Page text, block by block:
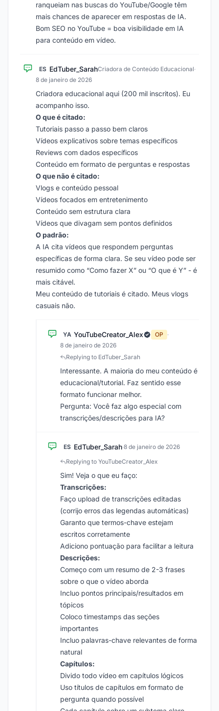
ranqueiam nas buscas do YouTube/Google têm
mais chances de aparecer em respostas de IA.
Bom SEO no YouTube = boa visibilidade em IA
para conteúdo em vídeo.
ES EdTuber_SarahCriadora de Conteúdo Educacional·
8 de janeiro de 2026
Criadora educacional aqui (200 mil inscritos). Eu
acompanho isso.
O que é citado:
Tutoriais passo a passo bem claros
Vídeos explicativos sobre temas específicos
Reviews com dados específicos
Conteúdo em formato de perguntas e respostas
O que não é citado:
Vlogs e conteúdo pessoal
Vídeos focados em entretenimento
Conteúdo sem estrutura clara
Vídeos que divagam sem pontos definidos
O padrão:
A IA cita vídeos que respondem perguntas
específicas de forma clara. Se seu vídeo pode ser
resumido como “Como fazer X” ou “O que é Y” - é
mais citável.
Meu conteúdo de tutoriais é citado. Meus vlogs
casuais não.
YA YouTubeCreator_Alex OP
·
8 de janeiro de 2026
Replying to EdTuber_Sarah
Interessante. A maioria do meu conteúdo é
educacional/tutorial. Faz sentido esse
formato funcionar melhor.
Pergunta: Você faz algo especial com
transcrições/descrições para IA?
ES EdTuber_Sarah·8 de janeiro de 2026
Replying to YouTubeCreator_Alex
Sim! Veja o que eu faço:
Transcrições:
Faço upload de transcrições editadas
(corrijo erros das legendas automáticas)
Garanto que termos-chave estejam
escritos corretamente
Adiciono pontuação para facilitar a leitura
Descrições:
Começo com um resumo de 2-3 frases
sobre o que o vídeo aborda
Incluo pontos principais/resultados em
tópicos
Coloco timestamps das seções
importantes
Incluo palavras-chave relevantes de forma
natural
Capítulos:
Divido todo vídeo em capítulos lógicos
Uso títulos de capítulos em formato de
pergunta quando possível